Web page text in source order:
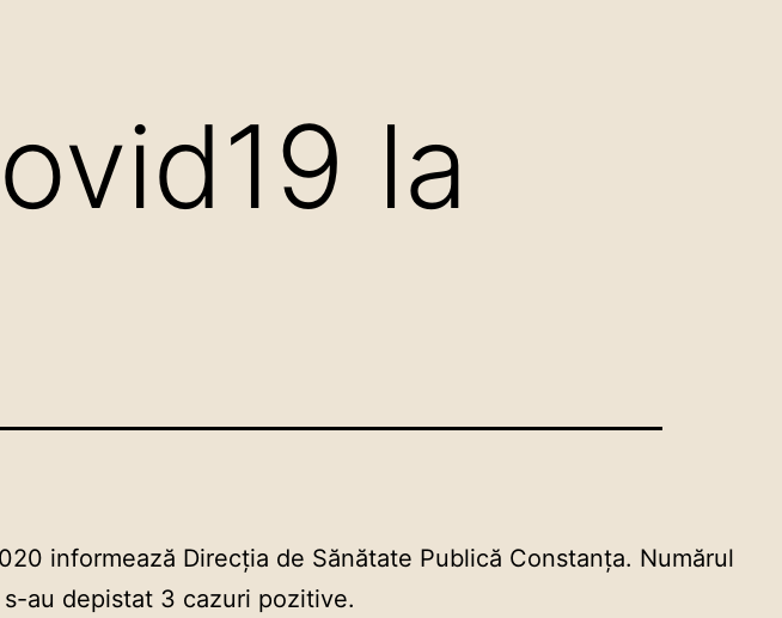
la
informează Direcția de Sănătate Publică Constanța. Numărul
au depistat 3 cazuri pozitive.